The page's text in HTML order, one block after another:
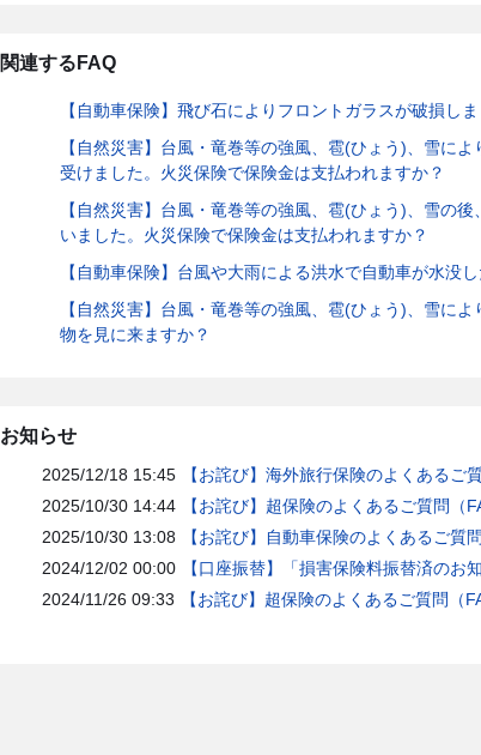
関連するFAQ
【自動車保険】飛び石によりフロントガラスが破損し
【自然災害】台風・竜巻等の強風、雹(ひょう)、雪に
受けました。火災保険で保険金は支払われますか？
【自然災害】台風・竜巻等の強風、雹(ひょう)、雪の
いました。火災保険で保険金は支払われますか？
【自動車保険】台風や大雨による洪水で自動車が水没
【自然災害】台風・竜巻等の強風、雹(ひょう)、雪に
物を見に来ますか？
お知らせ
2025/12/18 15:45
【お詫び】海外旅行保険のよくあるご
2025/10/30 14:44
【お詫び】超保険のよくあるご質問（
2025/10/30 13:08
【お詫び】自動車保険のよくあるご質
2024/12/02 00:00
【口座振替】「損害保険料振替済の
2024/11/26 09:33
【お詫び】超保険のよくあるご質問（